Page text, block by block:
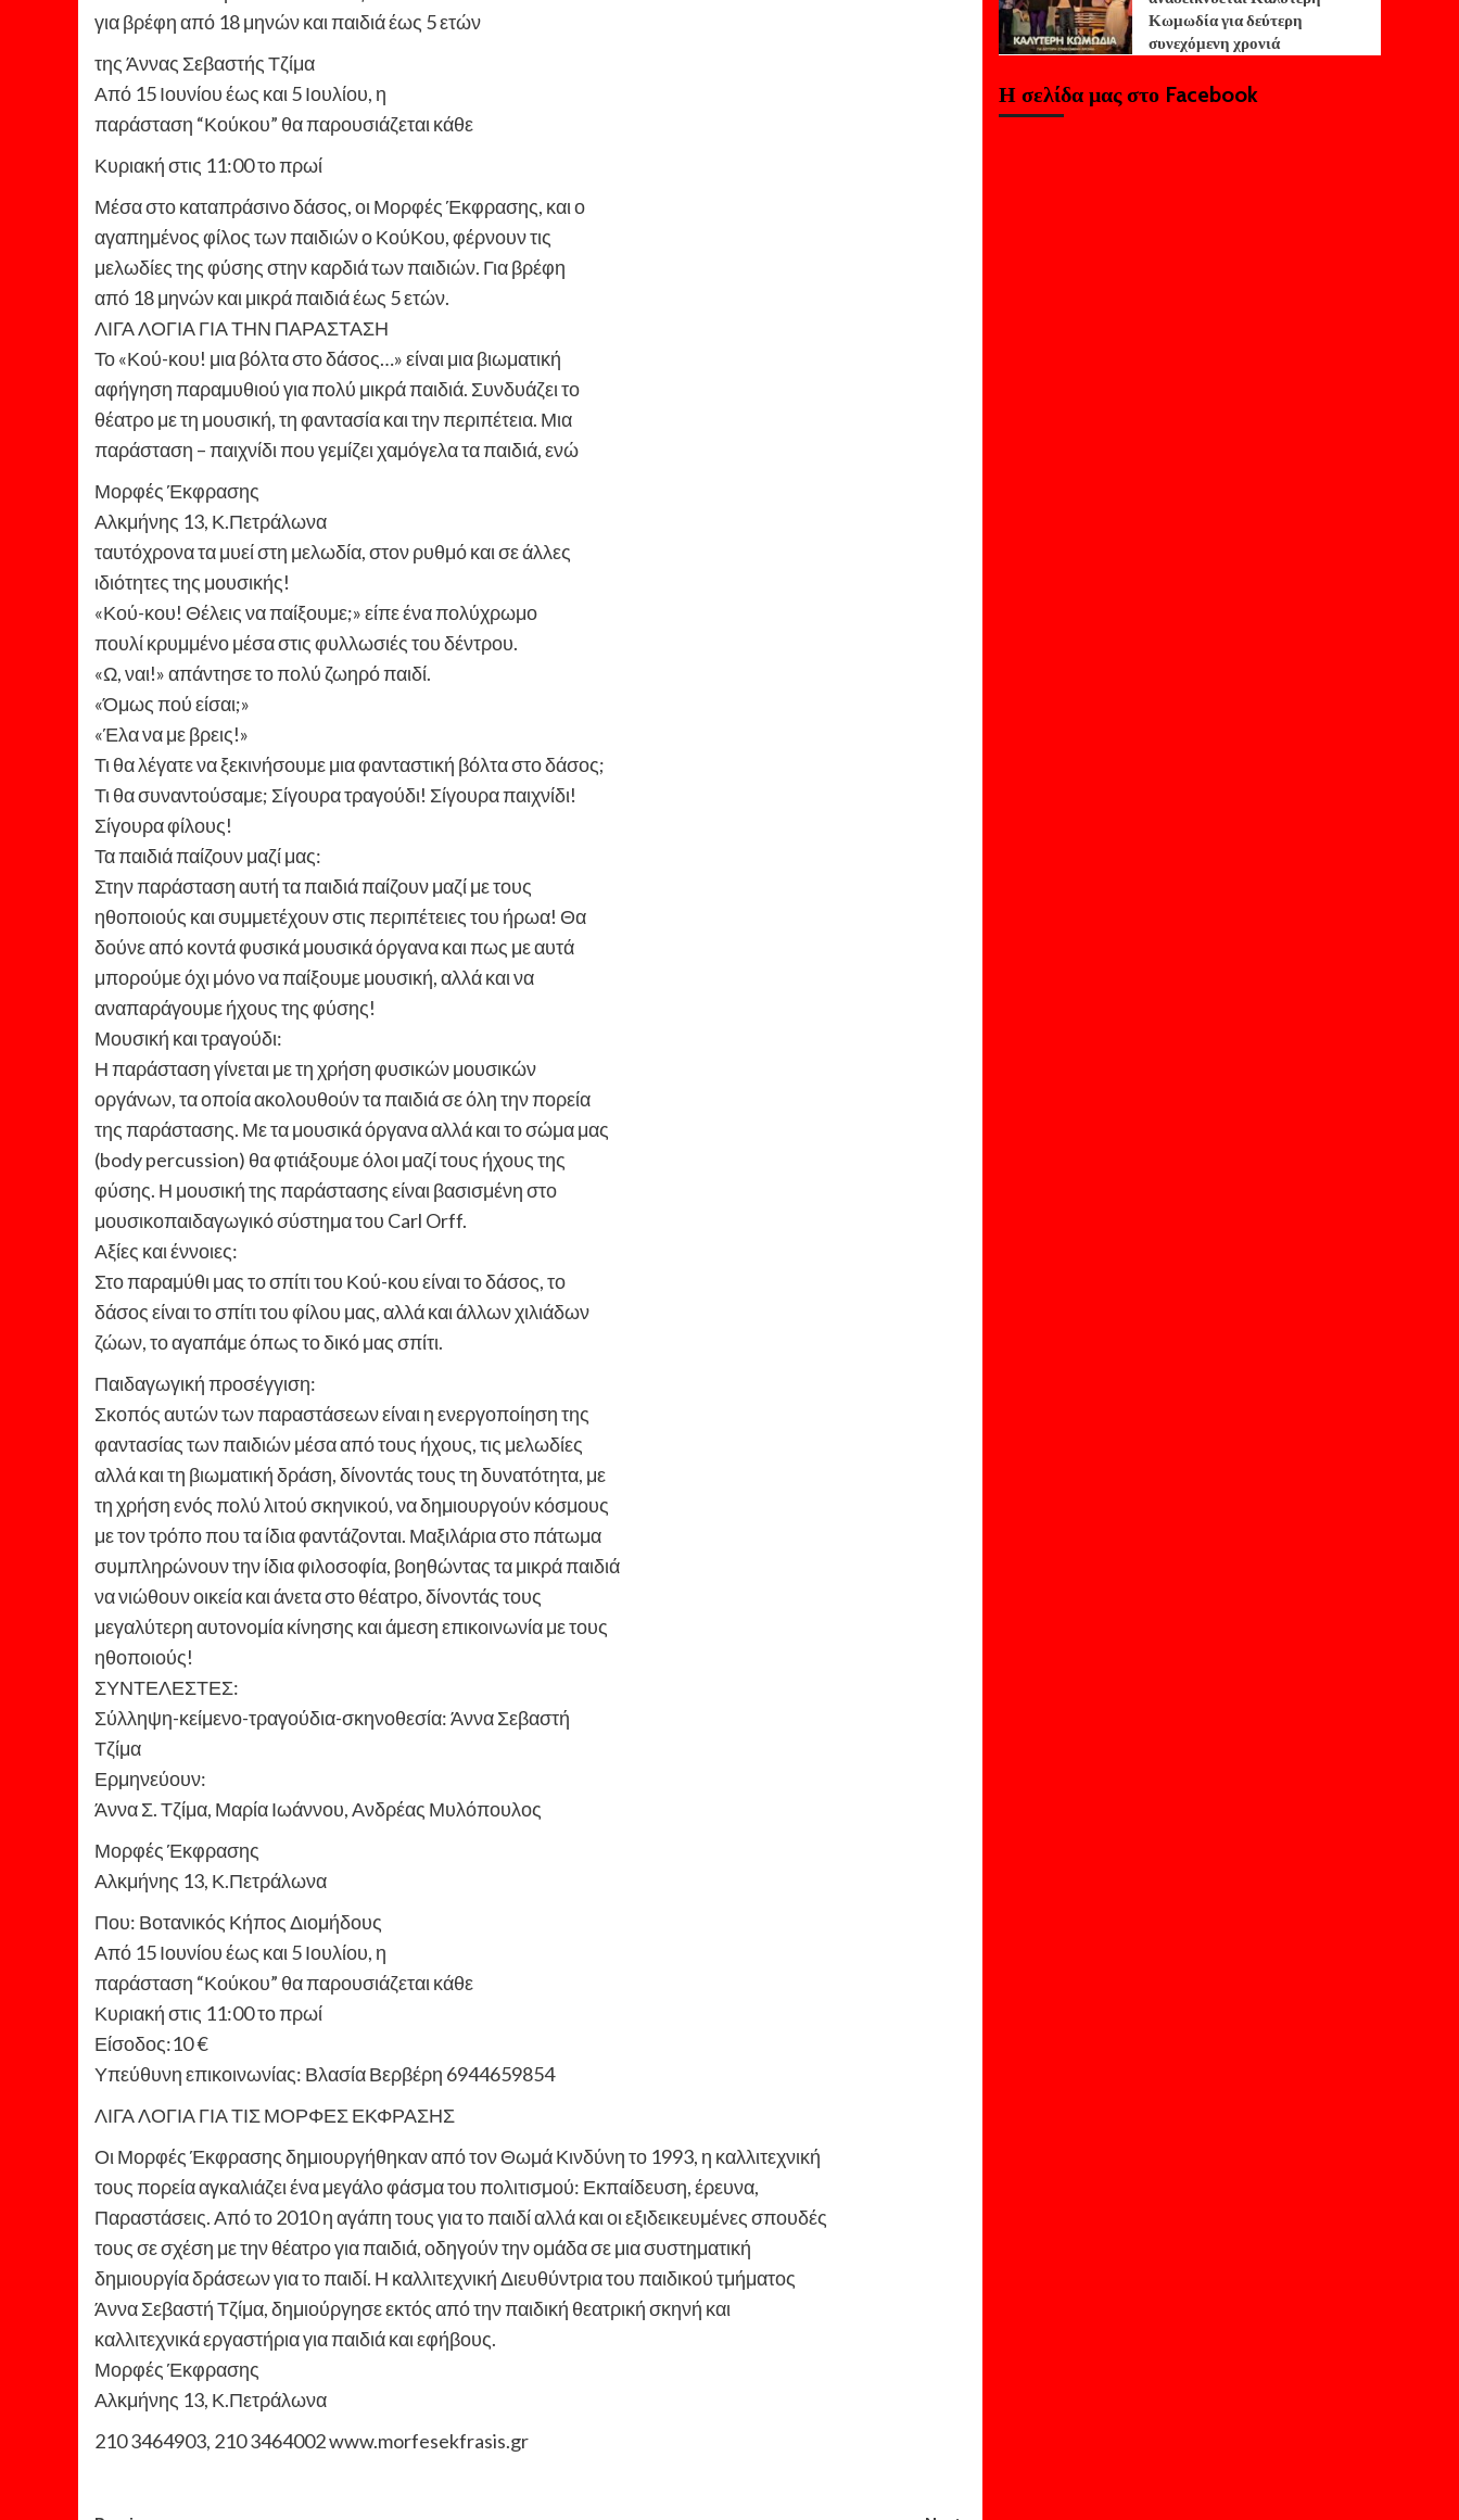
για βρέφη από 18 μηνών και παιδιά έως 5 ετών
της Άννας Σεβαστής Τζίμα
Από 15 Ιουνίου έως και 5 Ιουλίου, η
παράσταση “Κούκου” θα παρουσιάζεται κάθε
Κυριακή στις 11:00 το πρωί
Μέσα στο καταπράσινο δάσος, οι Μορφές Έκφρασης, και ο
αγαπημένος φίλος των παιδιών ο ΚούΚου, φέρνουν τις
μελωδίες της φύσης στην καρδιά των παιδιών. Για βρέφη
από 18 μηνών και μικρά παιδιά έως 5 ετών.
ΛΙΓΑ ΛΟΓΙΑ ΓΙΑ ΤΗΝ ΠΑΡΑΣΤΑΣΗ
Το «Κού-κου! μια βόλτα στο δάσος…» είναι μια βιωματική
αφήγηση παραμυθιού για πολύ μικρά παιδιά. Συνδυάζει το
θέατρο με τη μουσική, τη φαντασία και την περιπέτεια. Μια
παράσταση – παιχνίδι που γεμίζει χαμόγελα τα παιδιά, ενώ
Μορφές Έκφρασης
Αλκμήνης 13, Κ.Πετράλωνα
ταυτόχρονα τα μυεί στη μελωδία, στον ρυθμό και σε άλλες
ιδιότητες της μουσικής!
«Κού-κου! Θέλεις να παίξουμε;» είπε ένα πολύχρωμο
πουλί κρυμμένο μέσα στις φυλλωσιές του δέντρου.
«Ω, ναι!» απάντησε το πολύ ζωηρό παιδί.
«Όμως πού είσαι;»
«Έλα να με βρεις!»
Τι θα λέγατε να ξεκινήσουμε μια φανταστική βόλτα στο δάσος;
Τι θα συναντούσαμε; Σίγουρα τραγούδι! Σίγουρα παιχνίδι!
Σίγουρα φίλους!
Τα παιδιά παίζουν μαζί μας:
Στην παράσταση αυτή τα παιδιά παίζουν μαζί με τους
ηθοποιούς και συμμετέχουν στις περιπέτειες του ήρωα! Θα
δούνε από κοντά φυσικά μουσικά όργανα και πως με αυτά
μπορούμε όχι μόνο να παίξουμε μουσική, αλλά και να
αναπαράγουμε ήχους της φύσης!
Μουσική και τραγούδι:
Η παράσταση γίνεται με τη χρήση φυσικών μουσικών
οργάνων, τα οποία ακολουθούν τα παιδιά σε όλη την πορεία
της παράστασης. Με τα μουσικά όργανα αλλά και το σώμα μας
(body percussion) θα φτιάξουμε όλοι μαζί τους ήχους της
φύσης. Η μουσική της παράστασης είναι βασισμένη στο
μουσικοπαιδαγωγικό σύστημα του Carl Orff.
Αξίες και έννοιες:
Στο παραμύθι μας το σπίτι του Κού-κου είναι το δάσος, το
δάσος είναι το σπίτι του φίλου μας, αλλά και άλλων χιλιάδων
ζώων, το αγαπάμε όπως το δικό μας σπίτι.
Παιδαγωγική προσέγγιση:
Σκοπός αυτών των παραστάσεων είναι η ενεργοποίηση της
φαντασίας των παιδιών μέσα από τους ήχους, τις μελωδίες
αλλά και τη βιωματική δράση, δίνοντάς τους τη δυνατότητα, με
τη χρήση ενός πολύ λιτού σκηνικού, να δημιουργούν κόσμους
με τον τρόπο που τα ίδια φαντάζονται. Μαξιλάρια στο πάτωμα
συμπληρώνουν την ίδια φιλοσοφία, βοηθώντας τα μικρά παιδιά
να νιώθουν οικεία και άνετα στο θέατρο, δίνοντάς τους
μεγαλύτερη αυτονομία κίνησης και άμεση επικοινωνία με τους
ηθοποιούς!
ΣΥΝΤΕΛΕΣΤΕΣ:
Σύλληψη-κείμενο-τραγούδια-σκηνοθεσία: Άννα Σεβαστή
Τζίμα
Ερμηνεύουν:
Άννα Σ. Τζίμα, Μαρία Ιωάννου, Ανδρέας Μυλόπουλος
Μορφές Έκφρασης
Αλκμήνης 13, Κ.Πετράλωνα
Που: Βοτανικός Κήπος Διομήδους
Από 15 Ιουνίου έως και 5 Ιουλίου, η
παράσταση “Κούκου” θα παρουσιάζεται κάθε
Κυριακή στις 11:00 το πρωί
Είσοδος:10 €
Υπεύθυνη επικοινωνίας: Βλασία Βερβέρη 6944659854
ΛΙΓΑ ΛΟΓΙΑ ΓΙΑ ΤΙΣ ΜΟΡΦΕΣ ΕΚΦΡΑΣΗΣ
Οι Μορφές Έκφρασης δημιουργήθηκαν από τον Θωμά Κινδύνη το 1993, η καλλιτεχνική
τους πορεία αγκαλιάζει ένα μεγάλο φάσμα του πολιτισμού: Εκπαίδευση, έρευνα,
Παραστάσεις. Από το 2010 η αγάπη τους για το παιδί αλλά και οι εξιδεικευμένες σπουδές
τους σε σχέση με την θέατρο για παιδιά, οδηγούν την ομάδα σε μια συστηματική
δημιουργία δράσεων για το παιδί. Η καλλιτεχνική Διευθύντρια του παιδικού τμήματος
Άννα Σεβαστή Τζίμα, δημιούργησε εκτός από την παιδική θεατρική σκηνή και
καλλιτεχνικά εργαστήρια για παιδιά και εφήβους.
Μορφές Έκφρασης
Αλκμήνης 13, Κ.Πετράλωνα
210 3464903, 210 3464002 www.morfesekfrasis.gr
Κωμωδία για δεύτερη
συνεχόμενη χρονιά
Η σελίδα μας στο Facebook